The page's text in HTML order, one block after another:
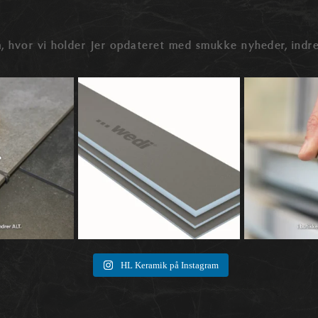
hvor vi holder Jer opdateret med smukke nyheder,
snakken ofte ved
🛠️ Hvad er wedi byggeplader – og hvad kan
0
🔍 Rektificerede
HL Keramik på Instagram